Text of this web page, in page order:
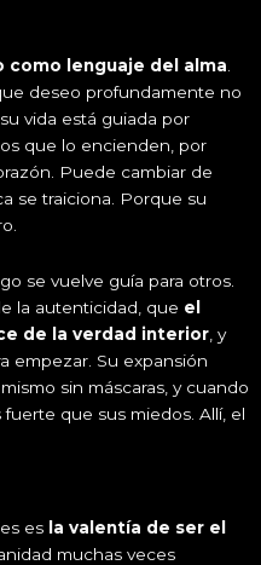
como lenguaje del alma
deseo profundamente no
vida está guiada por
que lo encienden, por
Puede cambiar de
se traiciona. Porque su
se vuelve guía para otros.
la autenticidad, que el
de la verdad interior , y
empezar. Su expansión
sin máscaras, y cuando
que sus miedos. Allí, el
es la valentía de ser el
muchas veces